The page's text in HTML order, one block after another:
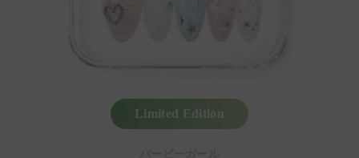
Limited Edition